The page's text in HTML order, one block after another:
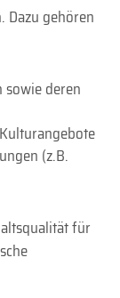
Dazu gehören
deren
(z.B.
für